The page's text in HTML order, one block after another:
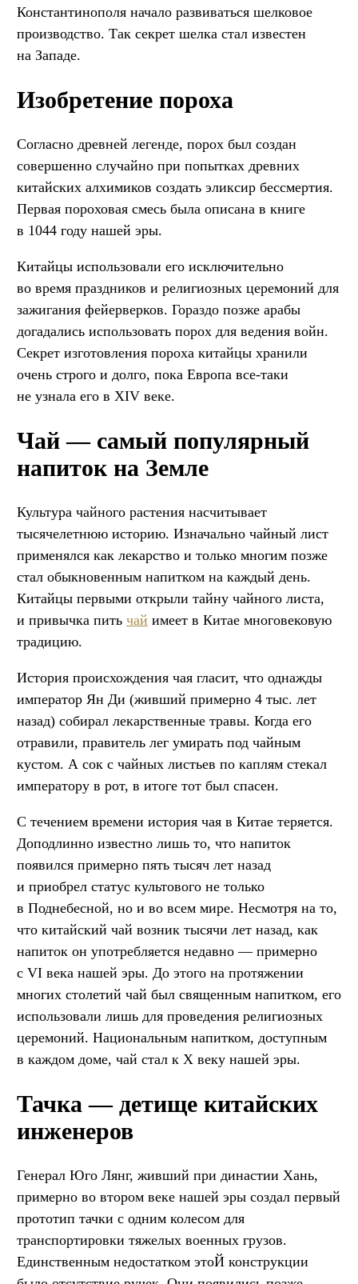
Константинополя начало развиваться шелковое
производство. Так секрет шелка стал известен
на Западе.
Изобретение пороха
Согласно древней легенде, порох был создан
совершенно случайно при попытках древних
китайских алхимиков создать эликсир бессмертия.
Первая пороховая смесь была описана в книге
в 1044 году нашей эры.
Китайцы использовали его исключительно
во время праздников и религиозных церемоний для
зажигания фейерверков. Гораздо позже арабы
догадались использовать порох для ведения войн.
Секрет изготовления пороха китайцы хранили
очень строго и долго, пока Европа все-таки
не узнала его в XIV веке.
Чай — самый популярный
напиток на Земле
Культура чайного растения насчитывает
тысячелетнюю историю. Изначально чайный лист
применялся как лекарство и только многим позже
стал обыкновенным напитком на каждый день.
Китайцы первыми открыли тайну чайного листа,
и привычка пить чай имеет в Китае многовековую
традицию.
История происхождения чая гласит, что однажды
император Ян Ди (живший примерно 4 тыс. лет
назад) собирал лекарственные травы. Когда его
отравили, правитель лег умирать под чайным
кустом. А сок с чайных листьев по каплям стекал
императору в рот, в итоге тот был спасен.
С течением времени история чая в Китае теряется.
Доподлинно известно лишь то, что напиток
появился примерно пять тысяч лет назад
и приобрел статус культового не только
в Поднебесной, но и во всем мире. Несмотря на то,
что китайский чай возник тысячи лет назад, как
напиток он употребляется недавно — примерно
с VI века нашей эры. До этого на протяжении
многих столетий чай был священным напитком, его
использовали лишь для проведения религиозных
церемоний. Национальным напитком, доступным
в каждом доме, чай стал к X веку нашей эры.
Тачка — детище китайских
инженеров
Генерал Юго Лянг, живший при династии Хань,
примерно во втором веке нашей эры создал первый
прототип тачки с одним колесом для
транспортировки тяжелых военных грузов.
Единственным недостатком этоЙ конструкции